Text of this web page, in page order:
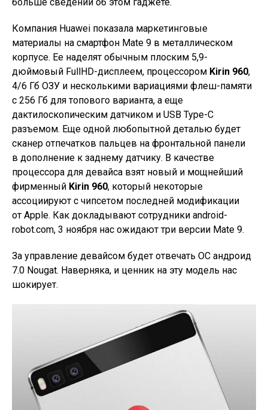
Компания Huawei показала маркетинговые
материалы на смартфон Mate 9 в металлическом
корпусе. Ее наделят обычным плоским 5,9-
дюймовый FullHD-дисплеем, процессором Kirin 960,
4/6 Гб ОЗУ и несколькими вариациями флеш-памяти
с 256 Гб для топового варианта, а еще
дактилоскопическим датчиком и USB Type-C
разъемом. Еще одной любопытной деталью будет
сканер отпечатков пальцев на фронтальной панели
в дополнение к заднему датчику. В качестве
процессора для девайса взят новый и мощнейший
фирменный Kirin 960, который некоторые
ассоциируют с чипсетом последней модификации
от Apple. Как докладывают сотрудники android-
robot.com, 3 ноября нас ожидают три версии Mate 9.
За управление девайсом будет отвечать ОС андроид
7.0 Nougat. Наверняка, и ценник на эту модель нас
шокирует.